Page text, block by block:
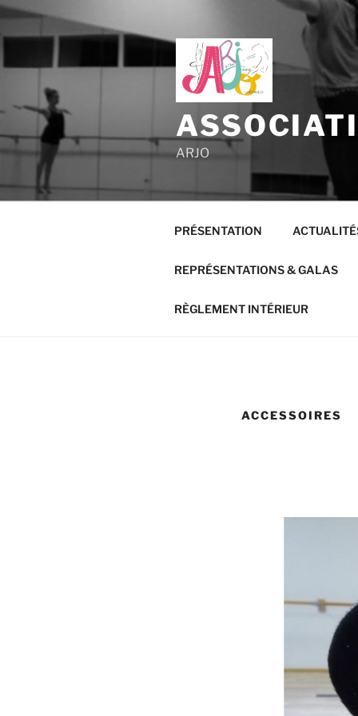
ARJO
PRÉSENTATION
REPRÉSENTATIONS & GALAS
RÈGLEMENT INTÉRIEUR
ACCESSOIRES